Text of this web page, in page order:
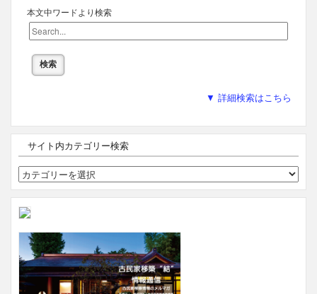
本文中ワードより検索
▼ 詳細検索はこちら
サイト内カテゴリー検索
サ
イ
ト
内
カ
テ
ゴ
リ
ー
検